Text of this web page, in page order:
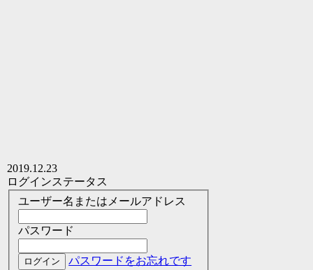
2019.12.23
ログインステータス
ユーザー名またはメールアドレス
パスワード
パスワードをお忘れです